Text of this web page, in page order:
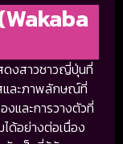
ดงสาวชาวญี่ปุ่นที่
และภาพลักษณ์ที่
งและการวางตัวที่
ด้อย่างต่อเนื่อง